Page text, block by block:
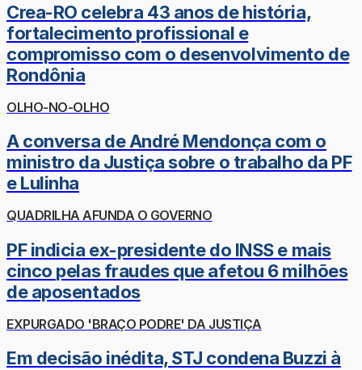
Crea-RO celebra 43 anos de história,
fortalecimento profissional e
compromisso com o desenvolvimento de
Rondônia
OLHO-NO-OLHO
A conversa de André Mendonça com o
ministro da Justiça sobre o trabalho da PF
e Lulinha
QUADRILHA AFUNDA O GOVERNO
PF indicia ex-presidente do INSS e mais
cinco pelas fraudes que afetou 6 milhões
de aposentados
EXPURGADO 'BRAÇO PODRE' DA JUSTIÇA
Em decisão inédita, STJ condena Buzzi à